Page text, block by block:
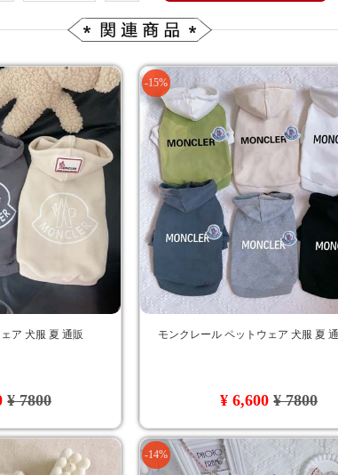
ア 犬服 夏 通販
¥ 7800
-15%
モンクレール ペットウェア 犬服 夏
¥ 6,600¥ 7800
-14%